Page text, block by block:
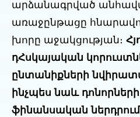
արձանագրված
առաջընթացը
խորը աջակցության։
դՀսկայական
ընտանիքների
ինչպես նաև
ֆինանսական